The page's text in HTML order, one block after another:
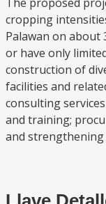
cropping
Palawan on about
or have only
construction of
facilities and
consulting
and training;
and strengthening